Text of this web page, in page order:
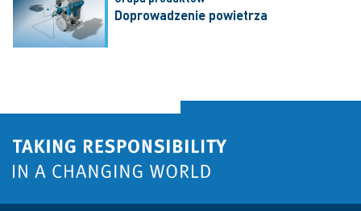
Doprowadzenie powietrza